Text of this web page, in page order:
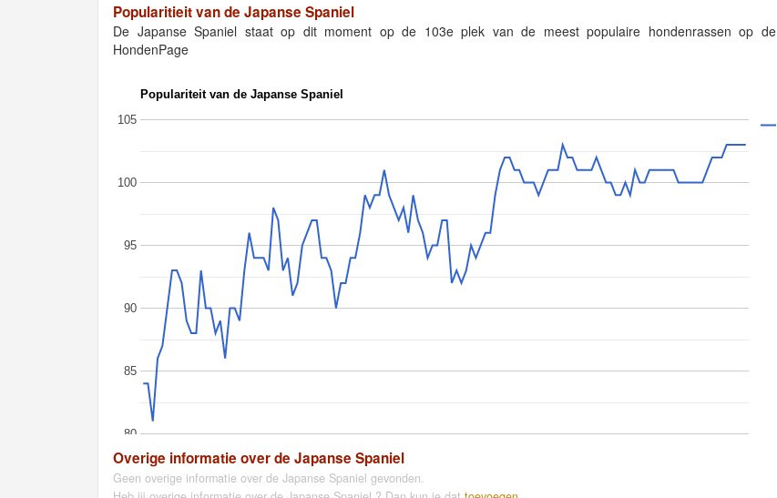
Popularitieit van de Japanse Spaniel
De Japanse Spaniel staat op dit moment op de 103e plek van de meest populaire hondenrassen op de
HondenPage
Populariteit van de Japanse Spaniel
80
85
90
95
100
105
Overige informatie over de Japanse Spaniel
Geen overige informatie over de Japanse Spaniel gevonden.